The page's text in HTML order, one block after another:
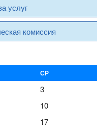
услуг
комиссия
СР
3
10
17